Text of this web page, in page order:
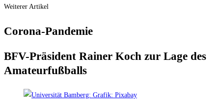
Weiterer Artikel
Coro­na-Pan­de­mie
BFV-Prä­si­dent Rai­ner Koch zur Lage des
Amateurfußballs